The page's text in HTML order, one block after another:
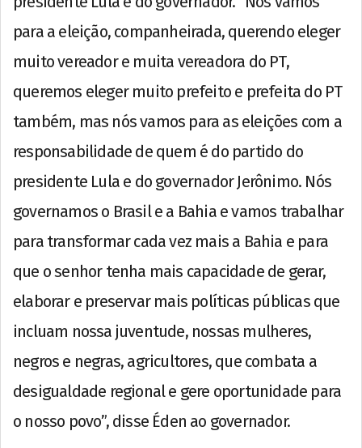
para a eleição, companheirada, querendo eleger
muito vereador e muita vereadora do PT,
queremos eleger muito prefeito e prefeita do PT
também, mas nós vamos para as eleições com a
responsabilidade de quem é do partido do
presidente Lula e do governador Jerônimo. Nós
governamos o Brasil e a Bahia e vamos trabalhar
para transformar cada vez mais a Bahia e para
que o senhor tenha mais capacidade de gerar,
elaborar e preservar mais políticas públicas que
incluam nossa juventude, nossas mulheres,
negros e negras, agricultores, que combata a
desigualdade regional e gere oportunidade para
o nosso povo”, disse Éden ao governador.